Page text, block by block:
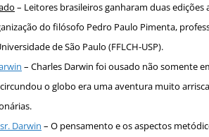
– Leitores brasileiros ganharam duas edições
do filósofo Pedro Paulo Pimenta,
de São Paulo (FFLCH-USP).
– Charles Darwin foi ousado não somente
o globo era uma aventura muito
Darwin – O pensamento e os aspectos